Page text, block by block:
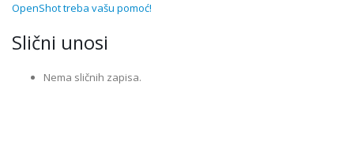
OpenShot treba vašu pomoć!
Slični unosi
Nema sličnih zapisa.